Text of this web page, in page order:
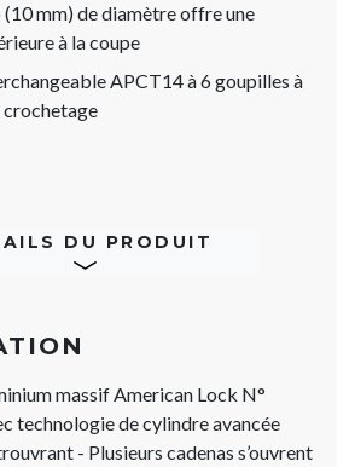
mm) de diamètre offre une
à la coupe
APCT14 à 6 goupilles à
crochetage
DU PRODUIT
massif American Lock N°
technologie de cylindre avancée
- Plusieurs cadenas s’ouvrent